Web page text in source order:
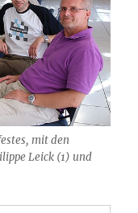
mit den
Leick (1) und